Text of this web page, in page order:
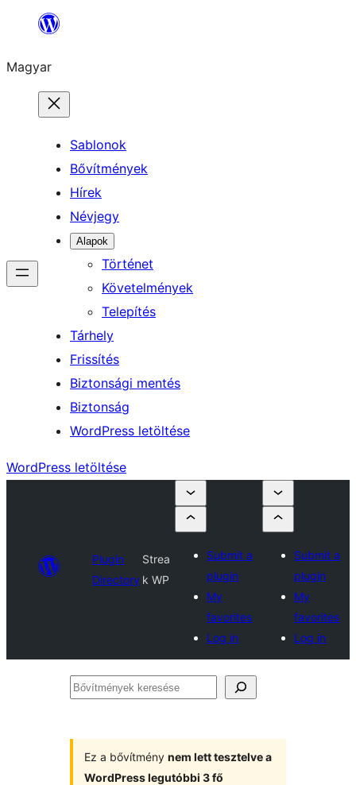
Ugrás
tartalomhoz
Magyar
Sablonok
Bővítmények
Hírek
Névjegy
Alapok
Történet
Követelmények
Telepítés
Tárhely
Frissítés
Biztonsági mentés
Biztonság
WordPress letöltése
WordPress letöltése
Plugin
Directory
Strea
k WP
Submit a
plugin
My
favorites
Log in
Submit a
plugin
My
favorites
Log in
Bővítmények
Ez a bővítmény nem lett tesztelve a
WordPress legutóbbi 3 fő